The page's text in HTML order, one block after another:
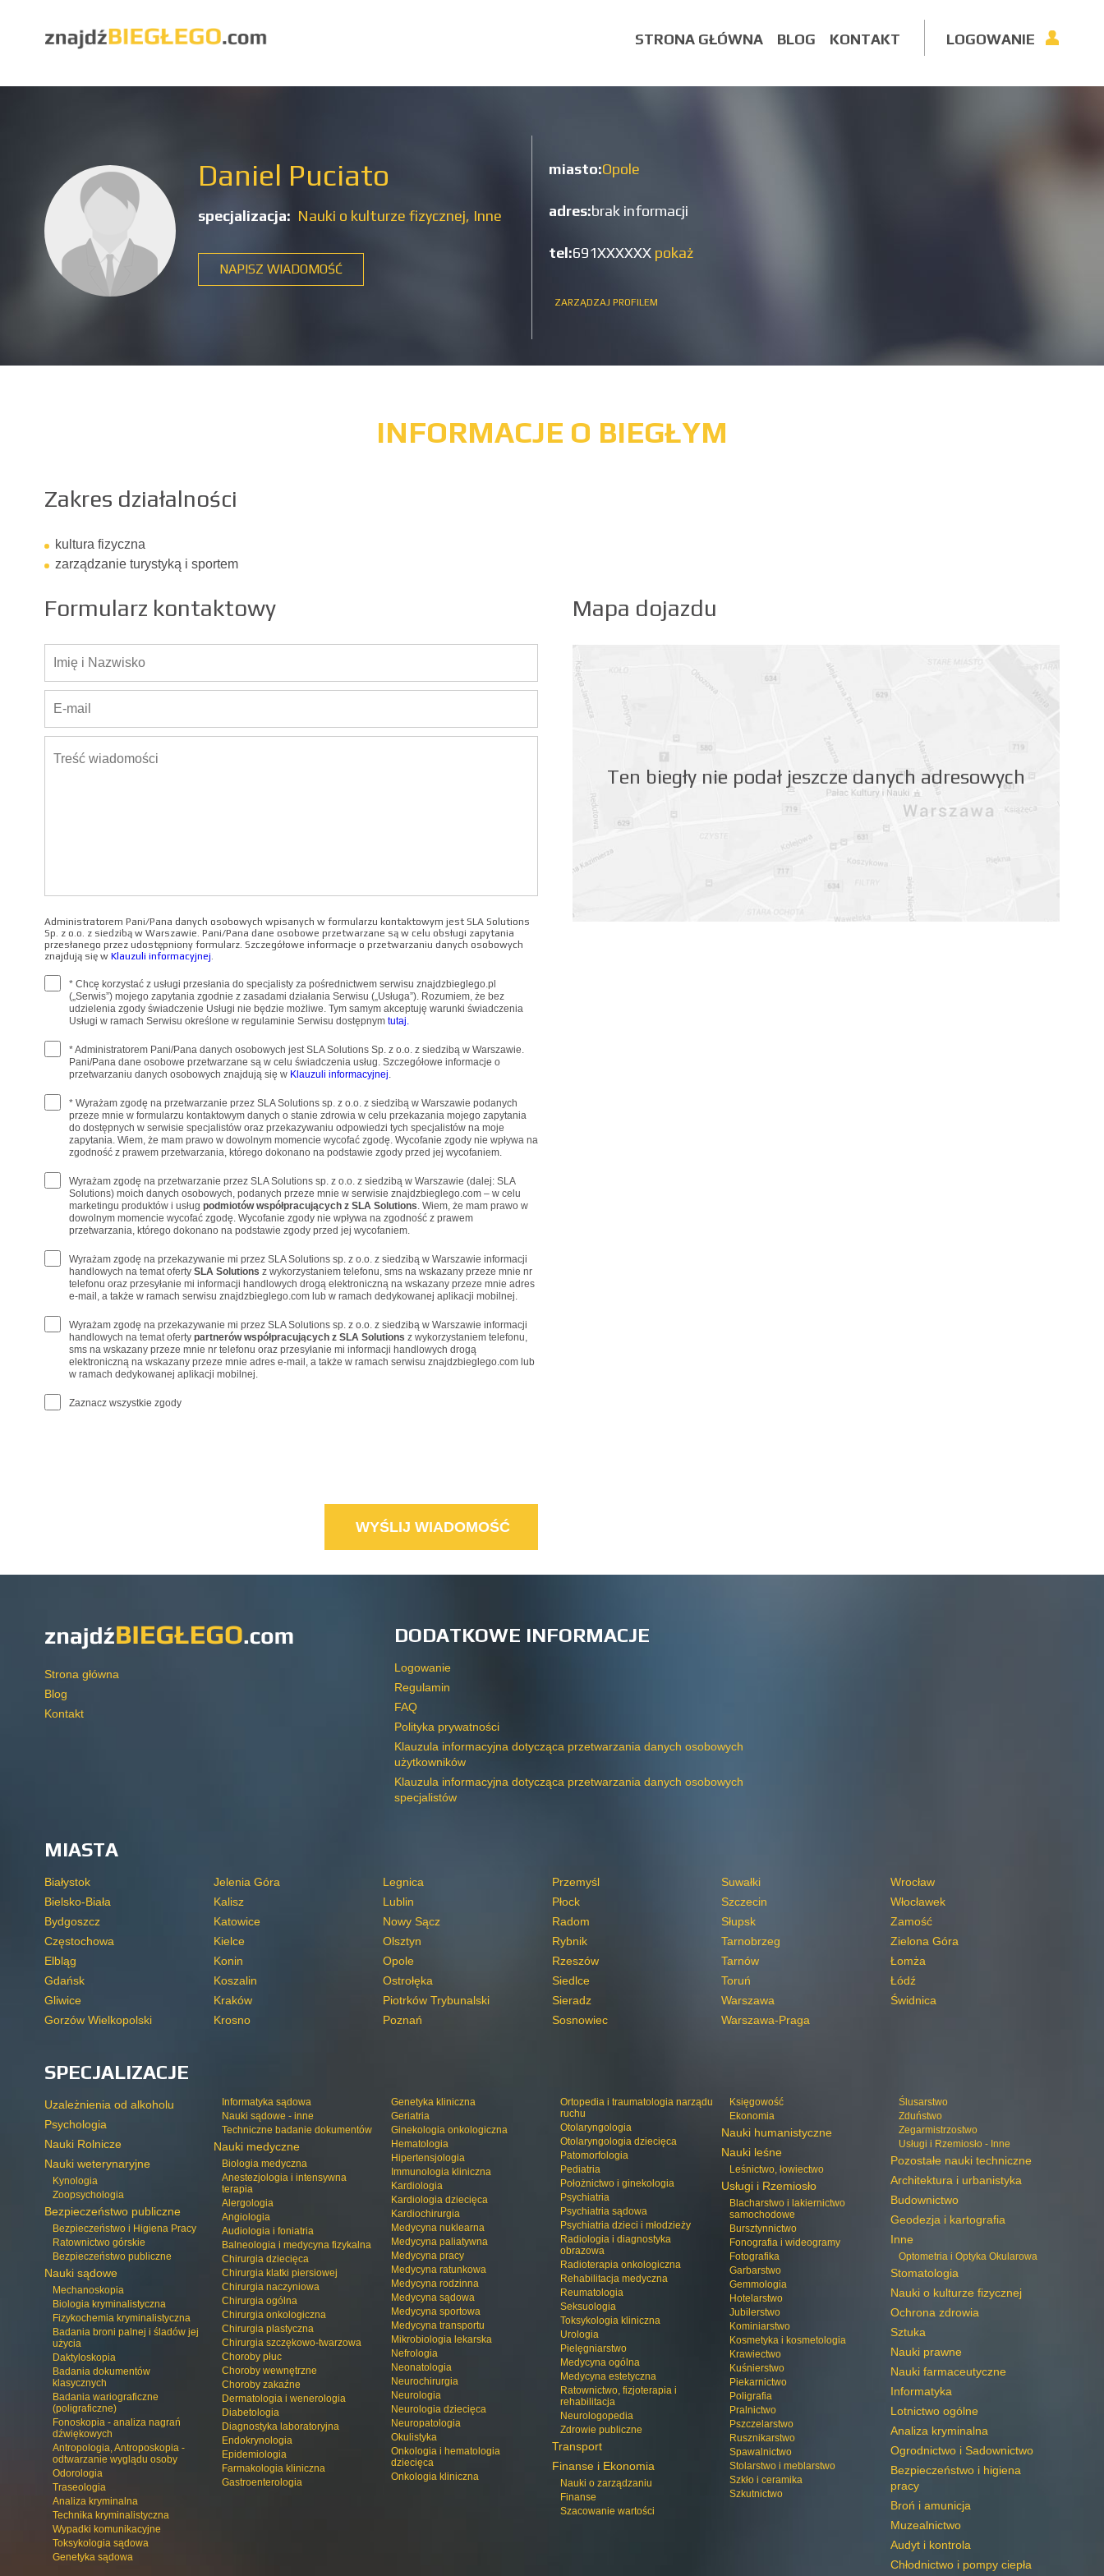
LOGOWANIE
STRONA GŁÓWNA BLOG KONTAKT
Daniel Puciato
specjalizacja: Nauki o kulturze fizycznej, Inne
NAPISZ WIADOMOŚĆ
miasto:Opole
adres:brak informacji
tel:691XXXXXX pokaż
ZARZĄDZAJ PROFILEM
INFORMACJE O BIEGŁYM
Zakres działalności
kultura fizyczna
zarządzanie turystyką i sportem
Formularz kontaktowy
Administratorem Pani/Pana danych osobowych wpisanych w formularzu kontaktowym jest SLA Solutions
Sp. z o.o. z siedzibą w Warszawie. Pani/Pana dane osobowe przetwarzane są w celu obsługi zapytania
przesłanego przez udostępniony formularz. Szczegółowe informacje o przetwarzaniu danych osobowych
znajdują się w Klauzuli informacyjnej.
* Chcę korzystać z usługi przesłania do specjalisty za pośrednictwem serwisu znajdzbieglego.pl
(„Serwis”) mojego zapytania zgodnie z zasadami działania Serwisu („Usługa”). Rozumiem, że bez
udzielenia zgody świadczenie Usługi nie będzie możliwe. Tym samym akceptuję warunki świadczenia
Usługi w ramach Serwisu określone w regulaminie Serwisu dostępnym tutaj.
* Administratorem Pani/Pana danych osobowych jest SLA Solutions Sp. z o.o. z siedzibą w Warszawie.
Pani/Pana dane osobowe przetwarzane są w celu świadczenia usług. Szczegółowe informacje o
przetwarzaniu danych osobowych znajdują się w Klauzuli informacyjnej.
* Wyrażam zgodę na przetwarzanie przez SLA Solutions sp. z o.o. z siedzibą w Warszawie podanych
przeze mnie w formularzu kontaktowym danych o stanie zdrowia w celu przekazania mojego zapytania
do dostępnych w serwisie specjalistów oraz przekazywaniu odpowiedzi tych specjalistów na moje
zapytania. Wiem, że mam prawo w dowolnym momencie wycofać zgodę. Wycofanie zgody nie wpływa na
zgodność z prawem przetwarzania, którego dokonano na podstawie zgody przed jej wycofaniem.
Wyrażam zgodę na przetwarzanie przez SLA Solutions sp. z o.o. z siedzibą w Warszawie (dalej: SLA
Solutions) moich danych osobowych, podanych przeze mnie w serwisie znajdzbieglego.com – w celu
marketingu produktów i usług podmiotów współpracujących z SLA Solutions. Wiem, że mam prawo w
dowolnym momencie wycofać zgodę. Wycofanie zgody nie wpływa na zgodność z prawem
przetwarzania, którego dokonano na podstawie zgody przed jej wycofaniem.
Wyrażam zgodę na przekazywanie mi przez SLA Solutions sp. z o.o. z siedzibą w Warszawie informacji
handlowych na temat oferty SLA Solutions z wykorzystaniem telefonu, sms na wskazany przeze mnie nr
telefonu oraz przesyłanie mi informacji handlowych drogą elektroniczną na wskazany przeze mnie adres
e-mail, a także w ramach serwisu znajdzbieglego.com lub w ramach dedykowanej aplikacji mobilnej.
Wyrażam zgodę na przekazywanie mi przez SLA Solutions sp. z o.o. z siedzibą w Warszawie informacji
handlowych na temat oferty partnerów współpracujących z SLA Solutions z wykorzystaniem telefonu,
sms na wskazany przeze mnie nr telefonu oraz przesyłanie mi informacji handlowych drogą
elektroniczną na wskazany przeze mnie adres e-mail, a także w ramach serwisu znajdzbieglego.com lub
w ramach dedykowanej aplikacji mobilnej.
Zaznacz wszystkie zgody
Mapa dojazdu
Ten biegły nie podał jeszcze danych adresowych
Strona główna
Blog
Kontakt
DODATKOWE INFORMACJE
Logowanie
Regulamin
FAQ
Polityka prywatności
Klauzula informacyjna dotycząca przetwarzania danych osobowych
użytkowników
Klauzula informacyjna dotycząca przetwarzania danych osobowych
specjalistów
MIASTA
Białystok
Bielsko-Biała
Bydgoszcz
Częstochowa
Elbląg
Gdańsk
Gliwice
Gorzów Wielkopolski
Jelenia Góra
Kalisz
Katowice
Kielce
Konin
Koszalin
Kraków
Krosno
Legnica
Lublin
Nowy Sącz
Olsztyn
Opole
Ostrołęka
Piotrków Trybunalski
Poznań
Przemyśl
Płock
Radom
Rybnik
Rzeszów
Siedlce
Sieradz
Sosnowiec
Suwałki
Szczecin
Słupsk
Tarnobrzeg
Tarnów
Toruń
Warszawa
Warszawa-Praga
Wrocław
Włocławek
Zamość
Zielona Góra
Łomża
Łódź
Świdnica
SPECJALIZACJE
Uzależnienia od alkoholu
Psychologia
Nauki Rolnicze
Nauki weterynaryjne
Kynologia
Zoopsychologia
Bezpieczeństwo publiczne
Bezpieczeństwo i Higiena Pracy
Ratownictwo górskie
Bezpieczeństwo publiczne
Nauki sądowe
Mechanoskopia
Biologia kryminalistyczna
Fizykochemia kryminalistyczna
Badania broni palnej i śladów jej
użycia
Daktyloskopia
Badania dokumentów
klasycznych
Badania wariograficzne
(poligraficzne)
Fonoskopia - analiza nagrań
dźwiękowych
Antropologia, Antroposkopia -
odtwarzanie wyglądu osoby
Odorologia
Traseologia
Analiza kryminalna
Technika kryminalistyczna
Wypadki komunikacyjne
Toksykologia sądowa
Genetyka sądowa
Informatyka sądowa
Nauki sądowe - inne
Techniczne badanie dokumentów
Nauki medyczne
Biologia medyczna
Anestezjologia i intensywna
terapia
Alergologia
Angiologia
Audiologia i foniatria
Balneologia i medycyna fizykalna
Chirurgia dziecięca
Chirurgia klatki piersiowej
Chirurgia naczyniowa
Chirurgia ogólna
Chirurgia onkologiczna
Chirurgia plastyczna
Chirurgia szczękowo-twarzowa
Choroby płuc
Choroby wewnętrzne
Choroby zakaźne
Dermatologia i wenerologia
Diabetologia
Diagnostyka laboratoryjna
Endokrynologia
Epidemiologia
Farmakologia kliniczna
Gastroenterologia
Genetyka kliniczna
Geriatria
Ginekologia onkologiczna
Hematologia
Hipertensjologia
Immunologia kliniczna
Kardiologia
Kardiologia dziecięca
Kardiochirurgia
Medycyna nuklearna
Medycyna paliatywna
Medycyna pracy
Medycyna ratunkowa
Medycyna rodzinna
Medycyna sądowa
Medycyna sportowa
Medycyna transportu
Mikrobiologia lekarska
Nefrologia
Neonatologia
Neurochirurgia
Neurologia
Neurologia dziecięca
Neuropatologia
Okulistyka
Onkologia i hematologia
dziecięca
Onkologia kliniczna
Ortopedia i traumatologia narządu
ruchu
Otolaryngologia
Otolaryngologia dziecięca
Patomorfologia
Pediatria
Położnictwo i ginekologia
Psychiatria
Psychiatria sądowa
Psychiatria dzieci i młodzieży
Radiologia i diagnostyka
obrazowa
Radioterapia onkologiczna
Rehabilitacja medyczna
Reumatologia
Seksuologia
Toksykologia kliniczna
Urologia
Pielęgniarstwo
Medycyna ogólna
Medycyna estetyczna
Ratownictwo, fizjoterapia i
rehabilitacja
Neurologopedia
Zdrowie publiczne
Transport
Finanse i Ekonomia
Nauki o zarządzaniu
Finanse
Szacowanie wartości
Księgowość
Ekonomia
Nauki humanistyczne
Nauki leśne
Leśnictwo, łowiectwo
Usługi i Rzemiosło
Blacharstwo i lakiernictwo
samochodowe
Bursztynnictwo
Fonografia i wideogramy
Fotografika
Garbarstwo
Gemmologia
Hotelarstwo
Jubilerstwo
Kominiarstwo
Kosmetyka i kosmetologia
Krawiectwo
Kuśnierstwo
Piekarnictwo
Poligrafia
Pralnictwo
Pszczelarstwo
Rusznikarstwo
Spawalnictwo
Stolarstwo i meblarstwo
Szkło i ceramika
Szkutnictwo
Ślusarstwo
Zduństwo
Zegarmistrzostwo
Usługi i Rzemiosło - Inne
Pozostałe nauki techniczne
Architektura i urbanistyka
Budownictwo
Geodezja i kartografia
Inne
Optometria i Optyka Okularowa
Stomatologia
Nauki o kulturze fizycznej
Ochrona zdrowia
Sztuka
Nauki prawne
Nauki farmaceutyczne
Informatyka
Lotnictwo ogólne
Analiza kryminalna
Ogrodnictwo i Sadownictwo
Bezpieczeństwo i higiena
pracy
Broń i amunicja
Muzealnictwo
Audyt i kontrola
Chłodnictwo i pompy ciepła